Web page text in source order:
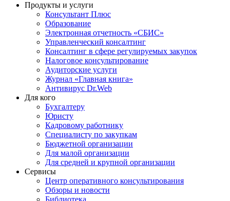
Продукты и услуги
Консультант Плюс
Образование
Электронная отчетность «СБИС»
Управленческий консалтинг
Консалтинг в сфере регулируемых закупок
Налоговое консультирование
Аудиторские услуги
Журнал «Главная книга»
Антивирус Dr.Web
Для кого
Бухгалтеру
Юристу
Кадровому работнику
Специалисту по закупкам
Бюджетной организации
Для малой организации
Для средней и крупной организации
Сервисы
Центр оперативного консультирования
Обзоры и новости
Библиотека